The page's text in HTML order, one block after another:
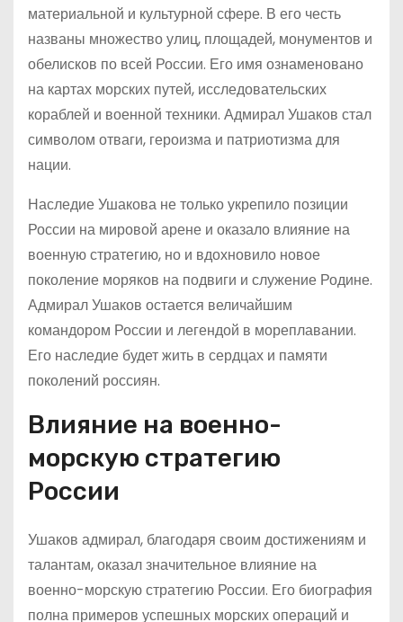
материальной и культурной сфере. В его честь
названы множество улиц, площадей, монументов и
обелисков по всей России. Его имя ознаменовано
на картах морских путей, исследовательских
кораблей и военной техники. Адмирал Ушаков стал
символом отваги, героизма и патриотизма для
нации.
Наследие Ушакова не только укрепило позиции
России на мировой арене и оказало влияние на
военную стратегию, но и вдохновило новое
поколение моряков на подвиги и служение Родине.
Адмирал Ушаков остается величайшим
командором России и легендой в мореплавании.
Его наследие будет жить в сердцах и памяти
поколений россиян.
Влияние на военно-
морскую стратегию
России
Ушаков адмирал, благодаря своим достижениям и
талантам, оказал значительное влияние на
военно-морскую стратегию России. Его биография
полна примеров успешных морских операций и